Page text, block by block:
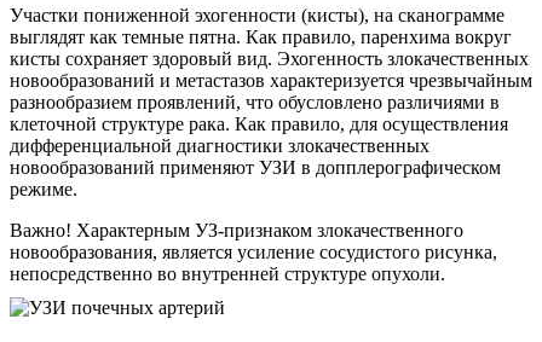
Участки пониженной эхогенности (кисты), на сканограмме
выглядят как темные пятна. Как правило, паренхима вокруг
кисты сохраняет здоровый вид. Эхогенность злокачественных
новообразований и метастазов характеризуется чрезвычайным
разнообразием проявлений, что обусловлено различиями в
клеточной структуре рака. Как правило, для осуществления
дифференциальной диагностики злокачественных
новообразований применяют УЗИ в допплерографическом
режиме.
Важно! Характерным УЗ-признаком злокачественного
новообразования, является усиление сосудистого рисунка,
непосредственно во внутренней структуре опухоли.